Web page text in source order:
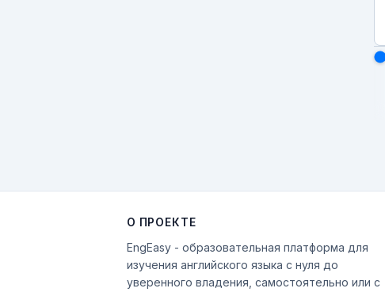
О ПРОЕКТЕ
EngEasy - образовательная платформа для
изучения английского языка с нуля до
уверенного владения, самостоятельно или с